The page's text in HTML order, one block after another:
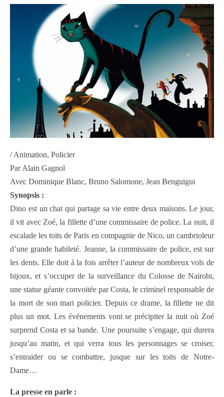
/ Animation, Policier
Par Alain Gagnol
Avec Dominique Blanc, Bruno Salomone, Jean Benguigui
Synopsis :
Dino est un chat qui partage sa vie entre deux maisons. Le jour,
il vit avec Zoé, la fillette d’une commissaire de police. La nuit, il
escalade les toits de Paris en compagnie de Nico, un cambrioleur
d’une grande habileté. Jeanne, la commissaire de police, est sur
les dents. Elle doit à la fois arrêter l’auteur de nombreux vols de
bijoux, et s’occuper de la surveillance du Colosse de Nairobi,
une statue géante convoitée par Costa, le criminel responsable de
la mort de son mari policier. Depuis ce drame, la fillette ne dit
plus un mot. Les événements vont se précipiter la nuit où Zoé
surprend Costa et sa bande. Une poursuite s’engage, qui durera
jusqu’au matin, et qui verra tous les personnages se croiser,
s’entraider ou se combattre, jusque sur les toits de Notre-
Dame…
La presse en parle :